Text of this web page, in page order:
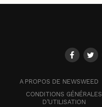
A PROPOS DE NEWSWEED
CONDITIONS GÉNÉRALES
D’UTILISATION